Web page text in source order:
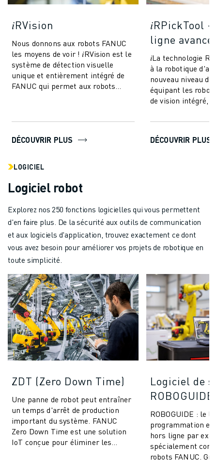
𝑖RVision
Nous donnons aux robots FANUC
les moyens de voir ! 𝑖RVision est le
système de détection visuelle
unique et entièrement intégré de
FANUC qui permet aux robots
DÉCOUVRIR PLUS
𝑖RPickTool
ligne avancé
𝑖La technologie
à la robotique
nouveau niveau
équipant les
de vision intégré,
DÉCOUVRIR PLUS
LOGICIEL
Logiciel robot
Explorez nos 250 fonctions logicielles qui vous permettent
d'en faire plus. De la sécurité aux outils de communication
et aux logiciels d'application, trouvez exactement ce dont
vous avez besoin pour améliorer vos projets de robotique en
toute simplicité.
ZDT (Zero Down Time)
Une panne de robot peut entraîner
un temps d'arrêt de production
important du système. FANUC
Zero Down Time est une solution
IoT conçue pour éliminer les
Logiciel de
ROBOGUIDE
ROBOGUIDE : le
programmation et
hors ligne par
spécialement
robots FANUC.